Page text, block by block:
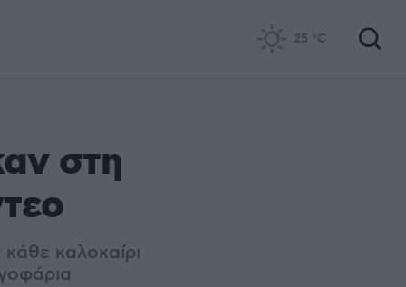
25 °C
στη
καλοκαίρι